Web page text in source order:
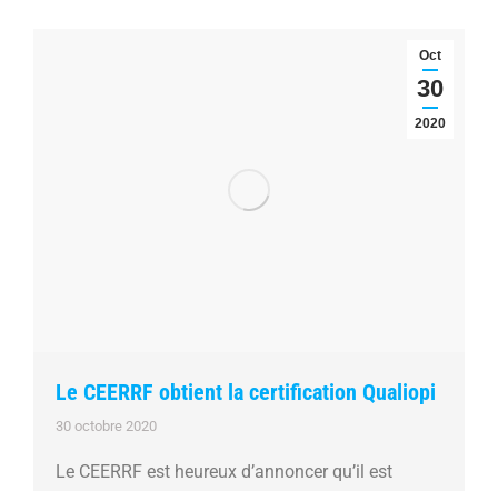
Oct
30
2020
Le CEERRF obtient la certification Qualiopi
30 octobre 2020
Le CEERRF est heureux d’annoncer qu’il est